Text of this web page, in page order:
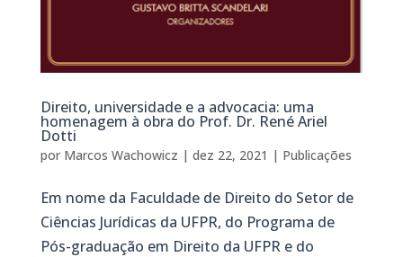
Direito, universidade e a advocacia: uma
homenagem à obra do Prof. Dr. René Ariel
Dotti
por Marcos Wachowicz | dez 22, 2021 | Publicações
Em nome da Faculdade de Direito do Setor de
Ciências Jurídicas da UFPR, do Programa de
Pós-graduação em Direito da UFPR e do